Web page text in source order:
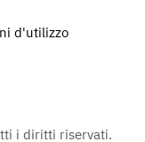
d'utilizzo
i diritti riservati.